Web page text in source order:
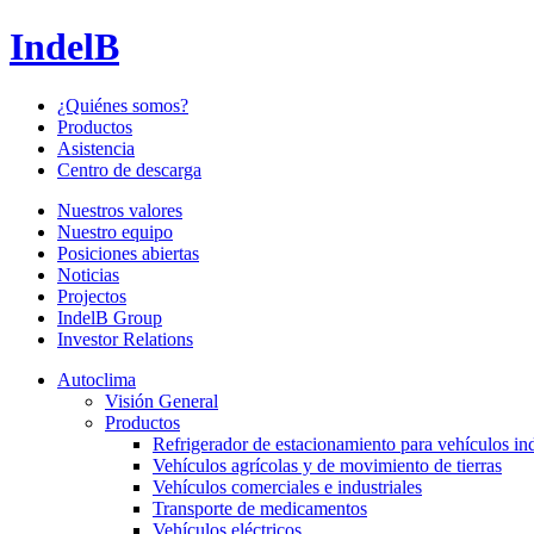
IndelB
¿Quiénes somos?
Productos
Asistencia
Centro de descarga
Nuestros valores
Nuestro equipo
Posiciones abiertas
Noticias
Projectos
IndelB Group
Investor Relations
Autoclima
Visión General
Productos
Refrigerador de estacionamiento para vehículos
Vehículos agrícolas y de movimiento de tierras
Vehículos comerciales e industriales
Transporte de medicamentos
Vehículos eléctricos